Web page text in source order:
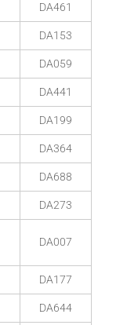
DA461
DA153
DA059
DA441
DA199
DA364
DA688
DA273
DA007
DA177
DA644